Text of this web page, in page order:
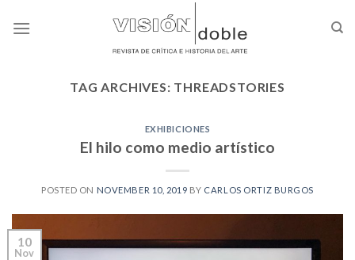
TAG ARCHIVES: THREADSTORIES
EXHIBICIONES
El hilo como medio artístico
POSTED ON NOVEMBER 10, 2019 BY CARLOS ORTIZ BURGOS
10
Nov